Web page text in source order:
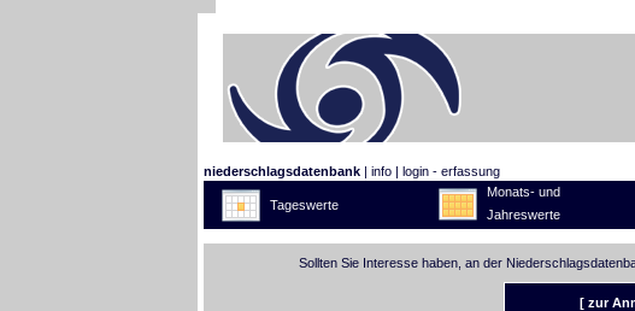
niederschlagsdatenbank| info| login - erfassung
Tageswerte
Monats- und
Jahreswerte
Sollten Sie Interesse haben, an der
[ zur